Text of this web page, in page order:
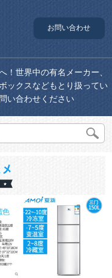
お問い合わせ
！世界中の有名メーカー、
ックスなどもとり扱ってい
い合わせください